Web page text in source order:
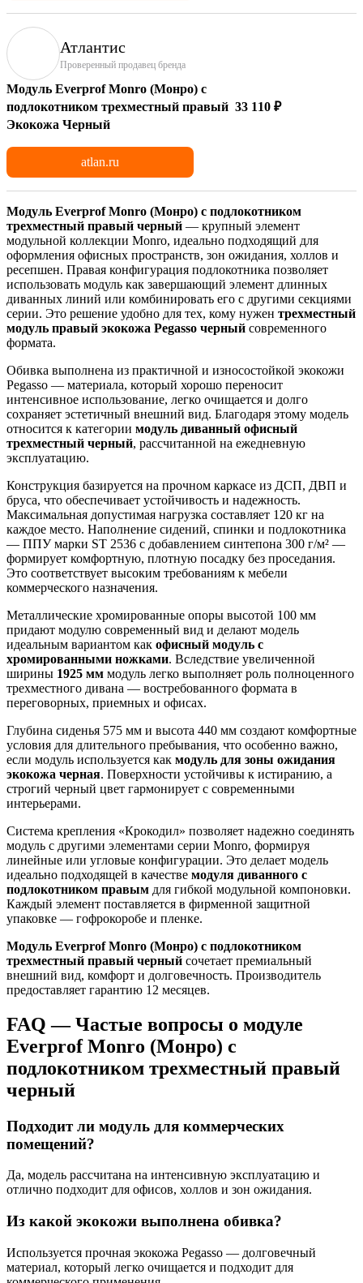
Атлантис
Проверенный продавец бренда
Модуль Everprof Monro (Монро) с
подлокотником трехместный правый
Экокожа Черный
33 110 ₽
atlan.ru
Модуль Everprof Monro (Монро) с подлокотником
трехместный правый черный — крупный элемент
модульной коллекции Monro, идеально подходящий для
оформления офисных пространств, зон ожидания, холлов и
ресепшен. Правая конфигурация подлокотника позволяет
использовать модуль как завершающий элемент длинных
диванных линий или комбинировать его с другими секциями
серии. Это решение удобно для тех, кому нужен трехместный
модуль правый экокожа Pegasso черный современного
формата.
Обивка выполнена из практичной и износостойкой экокожи
Pegasso — материала, который хорошо переносит
интенсивное использование, легко очищается и долго
сохраняет эстетичный внешний вид. Благодаря этому модель
относится к категории модуль диванный офисный
трехместный черный, рассчитанной на ежедневную
эксплуатацию.
Конструкция базируется на прочном каркасе из ДСП, ДВП и
бруса, что обеспечивает устойчивость и надежность.
Максимальная допустимая нагрузка составляет 120 кг на
каждое место. Наполнение сидений, спинки и подлокотника
— ППУ марки ST 2536 с добавлением синтепона 300 г/м² —
формирует комфортную, плотную посадку без проседания.
Это соответствует высоким требованиям к мебели
коммерческого назначения.
Металлические хромированные опоры высотой 100 мм
придают модулю современный вид и делают модель
идеальным вариантом как офисный модуль с
хромированными ножками. Вследствие увеличенной
ширины 1925 мм модуль легко выполняет роль полноценного
трехместного дивана — востребованного формата в
переговорных, приемных и офисах.
Глубина сиденья 575 мм и высота 440 мм создают комфортные
условия для длительного пребывания, что особенно важно,
если модуль используется как модуль для зоны ожидания
экокожа черная. Поверхности устойчивы к истиранию, а
строгий черный цвет гармонирует с современными
интерьерами.
Система крепления «Крокодил» позволяет надежно соединять
модуль с другими элементами серии Monro, формируя
линейные или угловые конфигурации. Это делает модель
идеально подходящей в качестве модуля диванного с
подлокотником правым для гибкой модульной компоновки.
Каждый элемент поставляется в фирменной защитной
упаковке — гофрокоробе и пленке.
Модуль Everprof Monro (Монро) с подлокотником
трехместный правый черный сочетает премиальный
внешний вид, комфорт и долговечность. Производитель
предоставляет гарантию 12 месяцев.
FAQ — Частые вопросы о модуле
Everprof Monro (Монро) с
подлокотником трехместный правый
черный
Подходит ли модуль для коммерческих
помещений?
Да, модель рассчитана на интенсивную эксплуатацию и
отлично подходит для офисов, холлов и зон ожидания.
Из какой экокожи выполнена обивка?
Используется прочная экокожа Pegasso — долговечный
материал, который легко очищается и подходит для